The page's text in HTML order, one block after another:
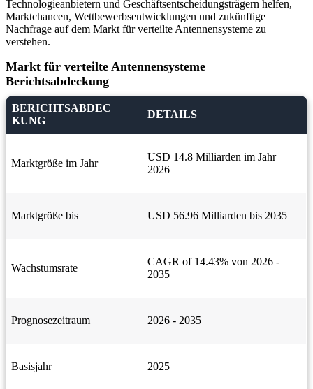
Technologieanbietern und Geschäftsentscheidungsträgern helfen,
Marktchancen, Wettbewerbsentwicklungen und zukünftige
Nachfrage auf dem Markt für verteilte Antennensysteme zu
verstehen.
Markt für verteilte Antennensysteme
Berichtsabdeckung
BERICHTSABDEC
KUNG
DETAILS
Marktgröße im Jahr
USD 14.8 Milliarden im Jahr
2026
Marktgröße bis USD 56.96 Milliarden bis 2035
Wachstumsrate
CAGR of 14.43% von 2026 -
2035
Prognosezeitraum 2026 - 2035
Basisjahr 2025